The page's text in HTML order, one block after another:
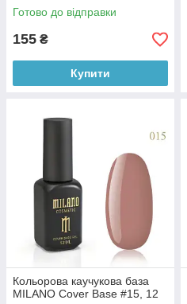
Готово до відправки
155 ₴
Купити
Кольорова каучукова база
MILANO Cover Base #15, 12